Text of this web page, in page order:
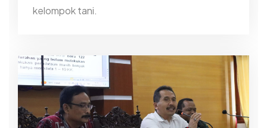
kelompok tani.